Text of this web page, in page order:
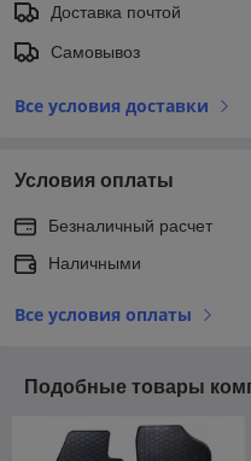
Доставка почтой
Самовывоз
Все условия доставки
Условия оплаты
Безналичный расчет
Наличными
Все условия оплаты
Подобные товары